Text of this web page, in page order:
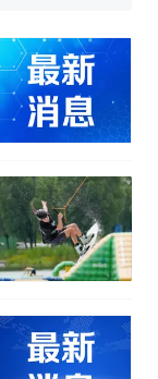
多强？
钟抢收完
考试，成绩